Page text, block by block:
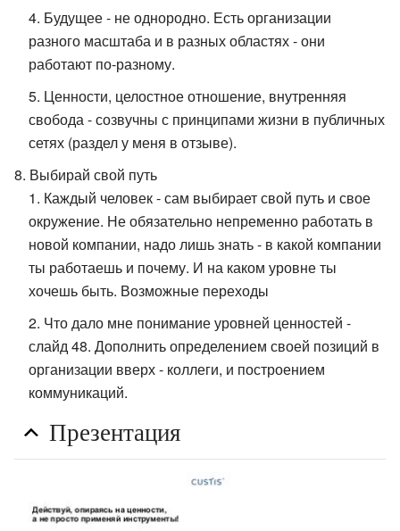
Будущее - не однородно. Есть организации
разного масштаба и в разных областях - они
работают по-разному.
Ценности, целостное отношение, внутренняя
свобода - созвучны с принципами жизни в публичных
сетях (раздел у меня в отзыве).
Выбирай свой путь
Каждый человек - сам выбирает свой путь и свое
окружение. Не обязательно непременно работать в
новой компании, надо лишь знать - в какой компании
ты работаешь и почему. И на каком уровне ты
хочешь быть. Возможные переходы
Что дало мне понимание уровней ценностей -
слайд 48. Дополнить определением своей позиций в
организации вверх - коллеги, и построением
коммуникаций.
Презентация